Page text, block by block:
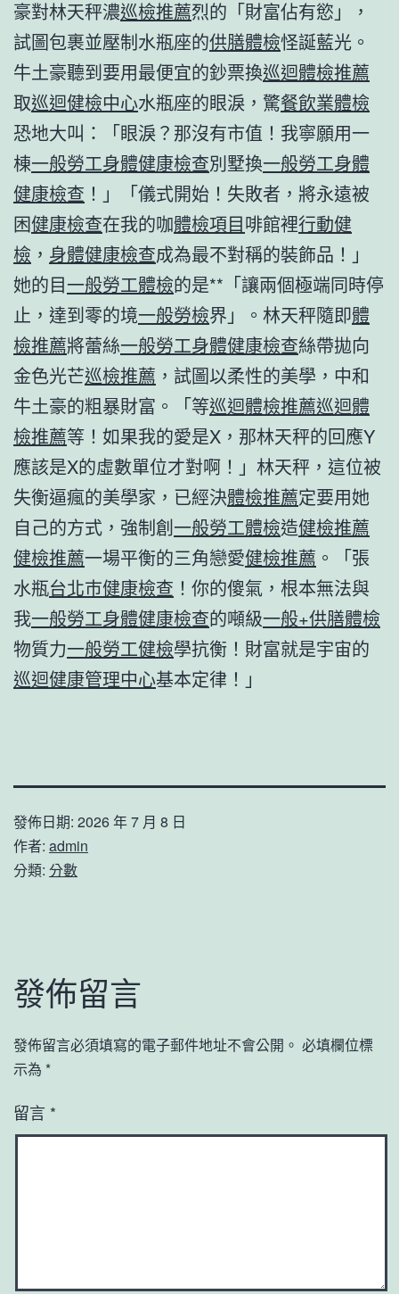
豪對林天秤濃巡檢推薦烈的「財富佔有慾」，
試圖包裹並壓制水瓶座的供膳體檢怪誕藍光。
牛土豪聽到要用最便宜的鈔票換巡迴體檢推薦
取巡迴健檢中心水瓶座的眼淚，驚餐飲業體檢
恐地大叫：「眼淚？那沒有市值！我寧願用一
棟一般勞工身體健康檢查別墅換一般勞工身體
健康檢查 ！」「儀式開始！失敗者，將永遠被
困健康檢查在我的咖體檢項目啡館裡行動健
檢 ， 身體健康檢查成為最不對稱的裝飾品！」
她的目一般勞工體檢的是**「讓兩個極端同時停
止，達到零的境一般勞檢界」。林天秤隨即體
檢推薦將蕾絲一般勞工身體健康檢查絲帶拋向
金色光芒巡檢推薦 ，試圖以柔性的美學，中和
牛土豪的粗暴財富。「等巡迴體檢推薦巡迴體
檢推薦等！如果我的愛是X，那林天秤的回應Y
應該是X的虛數單位才對啊！」林天秤，這位被
失衡逼瘋的美學家，已經決體檢推薦定要用她
自己的方式，強制創一般勞工體檢造健檢推薦
健檢推薦一場平衡的三角戀愛健檢推薦 。「張
水瓶台北巿健康檢查 ！你的傻氣，根本無法與
我一般勞工身體健康檢查的噸級一般+供膳體檢
物質力一般勞工健檢學抗衡！財富就是宇宙的
巡迴健康管理中心基本定律！」
發佈日期: 2026 年 7 月 8 日
作者: admin
分類: 分數
發佈留言
發佈留言必須填寫的電子郵件地址不會公開。 必填欄位標
示為 *
留言 *